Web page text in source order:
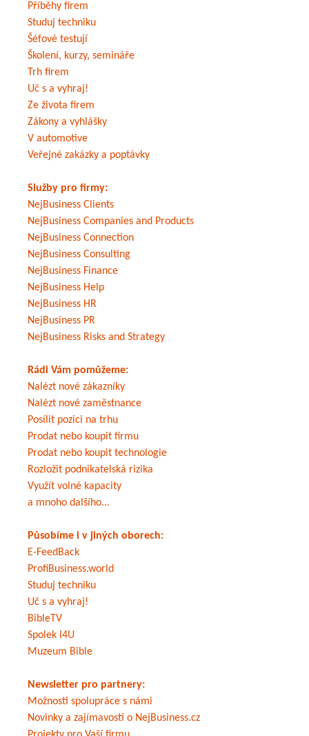
Příběhy firem
Studuj techniku
Šéfové testují
Školení, kurzy, semináře
Trh firem
Uč s a vyhraj!
Ze života firem
Zákony a vyhlášky
V automotive
Veřejné zakázky a poptávky
Služby pro firmy:
NejBusiness Clients
NejBusiness Companies and Products
NejBusiness Connection
NejBusiness Consulting
NejBusiness Finance
NejBusiness Help
NejBusiness HR
NejBusiness PR
NejBusiness Risks and Strategy
Rádi Vám pomůžeme:
Nalézt nové zákazníky
Nalézt nové zaměstnance
Posílit pozici na trhu
Prodat nebo koupit firmu
Prodat nebo koupit technologie
Rozložit podnikatelská rizika
Využít volné kapacity
a mnoho dalšího...
Působíme i v jiných oborech:
E-FeedBack
ProfiBusiness.world
Studuj techniku
Uč s a vyhraj!
BibleTV
Spolek I4U
Muzeum Bible
Newsletter pro partnery:
Možnosti spolupráce s námi
Novinky a zajímavosti o NejBusiness.cz